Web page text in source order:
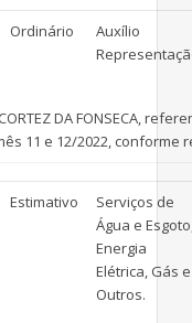
Ordinário
Auxílio
DA FONSECA,
11 e 12/2022, conforme
Estimativo
Serviços de
Água e
Energia
Elétrica, Gás e
Outros.